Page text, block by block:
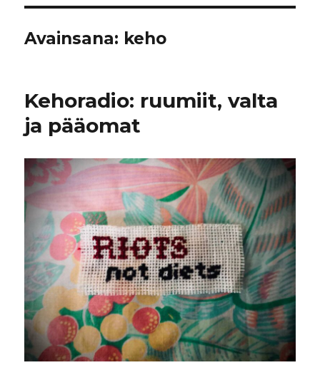
Avainsana: keho
Kehoradio: ruumiit, valta
ja pääomat